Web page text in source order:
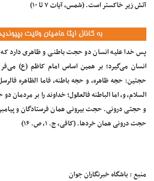
آتش زیر خاکستر است. (شمس، آیات ۷ تا ۱۰)
پس خدا علیه انسان دو حجت باطنی و ظاهری دارد که
انسان می‌گیرد؛ بر همین اساس امام کاظم (ع)
حجتین: حجه ظاهره، و حجه باطنه، فاما الظاهره فالرسل
السلام، و، اما الباطنه فالعقول؛ خداوند را بر
و حجتی درونی. حجت بیرونی همان فرستادگان و
حجت درونی همان خردها. (کافی، ج. ۱، ص. ۱۶)
منبع : باشگاه خبرنگاران جوان